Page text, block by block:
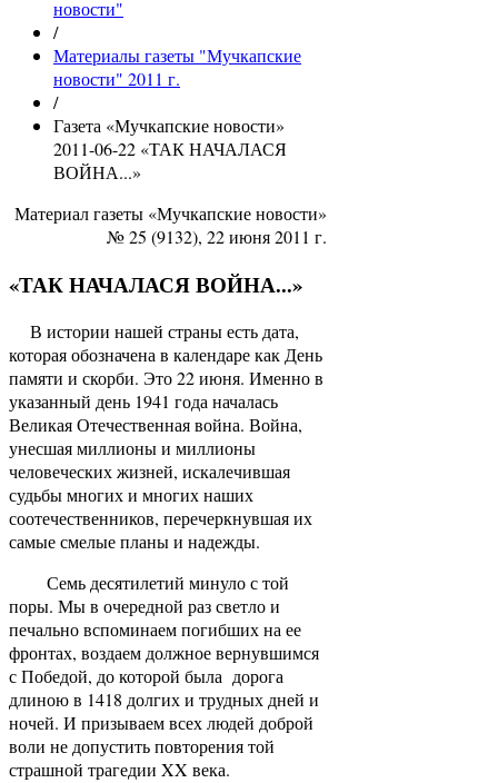
новости"
/
Материалы газеты "Мучкапские
новости" 2011 г.
/
Газета «Мучкапские новости»
2011-06-22 «ТАК НАЧАЛАСЯ
ВОЙНА...»
Материал газеты «Мучкапские новости»
№ 25 (9132), 22 июня 2011 г.
«ТАК НАЧАЛАСЯ ВОЙНА...»
В истории нашей страны есть дата,
которая обозначена в календаре как День
памяти и скорби. Это 22 июня. Именно в
указанный день 1941 года началась
Великая Отечественная война. Война,
унесшая миллионы и миллионы
человеческих жизней, искалечившая
судьбы многих и многих наших
соотечественников, перечеркнувшая их
самые смелые планы и надежды.
Семь десятилетий минуло с той
поры. Мы в очередной раз светло и
печально вспоминаем погибших на ее
фронтах, воздаем должное вернувшимся
с Победой, до которой была дорога
длиною в 1418 долгих и трудных дней и
ночей. И призываем всех людей доброй
воли не допустить повторения той
страшной трагедии XX века.